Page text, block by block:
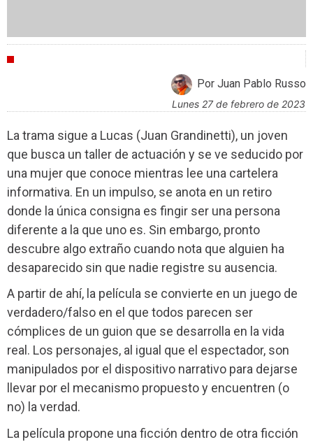
Por Juan Pablo Russo
lunes 27 de febrero de 2023
La trama sigue a Lucas (Juan Grandinetti), un joven
que busca un taller de actuación y se ve seducido por
una mujer que conoce mientras lee una cartelera
informativa. En un impulso, se anota en un retiro
donde la única consigna es fingir ser una persona
diferente a la que uno es. Sin embargo, pronto
descubre algo extraño cuando nota que alguien ha
desaparecido sin que nadie registre su ausencia.
A partir de ahí, la película se convierte en un juego de
verdadero/falso en el que todos parecen ser
cómplices de un guion que se desarrolla en la vida
real. Los personajes, al igual que el espectador, son
manipulados por el dispositivo narrativo para dejarse
llevar por el mecanismo propuesto y encuentren (o
no) la verdad.
La película propone una ficción dentro de otra ficción